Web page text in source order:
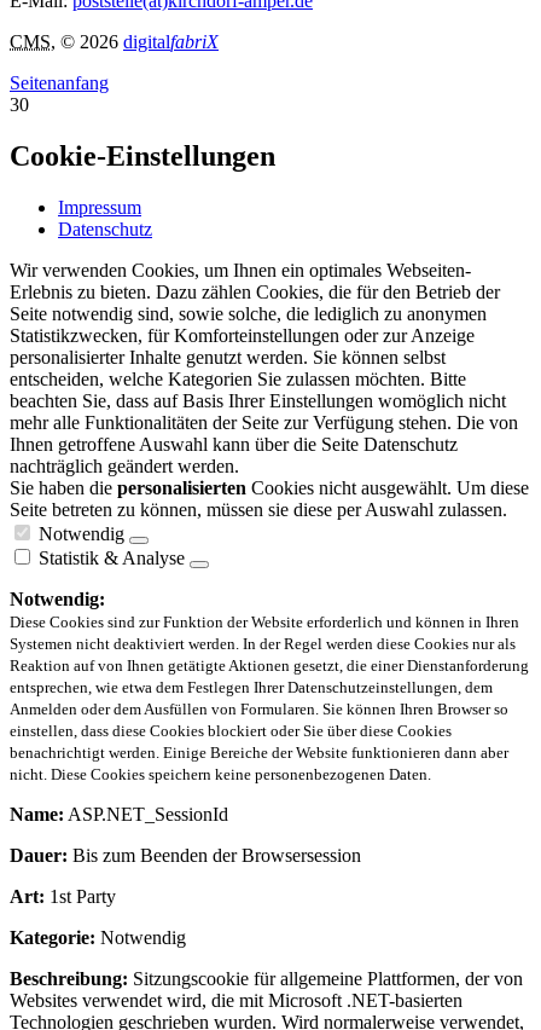
CMS, © 2026 digitalfabriX
Seitenanfang
30
Cookie-Einstellungen
Impressum
Datenschutz
Wir verwenden Cookies, um Ihnen ein optimales Webseiten-
Erlebnis zu bieten. Dazu zählen Cookies, die für den Betrieb der
Seite notwendig sind, sowie solche, die lediglich zu anonymen
Statistikzwecken, für Komforteinstellungen oder zur Anzeige
personalisierter Inhalte genutzt werden. Sie können selbst
entscheiden, welche Kategorien Sie zulassen möchten. Bitte
beachten Sie, dass auf Basis Ihrer Einstellungen womöglich nicht
mehr alle Funktionalitäten der Seite zur Verfügung stehen. Die von
Ihnen getroffene Auswahl kann über die Seite Datenschutz
nachträglich geändert werden.
Sie haben die personalisierten Cookies nicht ausgewählt. Um diese
Seite betreten zu können, müssen sie diese per Auswahl zulassen.
Notwendig
Statistik & Analyse
Notwendig:
Diese Cookies sind zur Funktion der Website erforderlich und können in Ihren
Systemen nicht deaktiviert werden. In der Regel werden diese Cookies nur als
Reaktion auf von Ihnen getätigte Aktionen gesetzt, die einer Dienstanforderung
entsprechen, wie etwa dem Festlegen Ihrer Datenschutzeinstellungen, dem
Anmelden oder dem Ausfüllen von Formularen. Sie können Ihren Browser so
einstellen, dass diese Cookies blockiert oder Sie über diese Cookies
benachrichtigt werden. Einige Bereiche der Website funktionieren dann aber
nicht. Diese Cookies speichern keine personenbezogenen Daten.
Name: ASP.NET_SessionId
Dauer: Bis zum Beenden der Browsersession
Art: 1st Party
Kategorie: Notwendig
Beschreibung: Sitzungscookie für allgemeine Plattformen, der von
Websites verwendet wird, die mit Microsoft .NET-basierten
Technologien geschrieben wurden. Wird normalerweise verwendet,